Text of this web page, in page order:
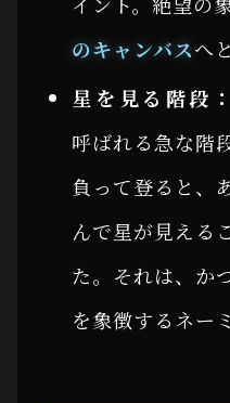
のキャンバスへ
星を見る階段：
呼ばれる急な階
負って登ると、
んで星が見える
た。それは、か
を象徴するネー